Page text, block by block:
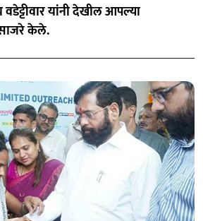
यांनी देखील आपल्या
केले.